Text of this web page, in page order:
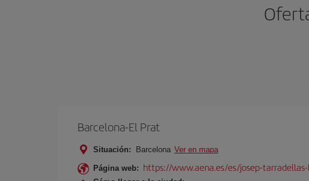
Barcelona-El Prat
Situación: Barcelona Ver en mapa
Página web: https://www.aena.es/es/josep-